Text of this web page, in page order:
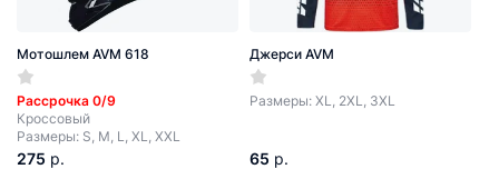
Мотошлем AVM 618
Рассрочка 0/9
Кроссовый
Размеры: S, M, L, XL, XXL
275 р.
Джерси AVM
Размеры: XL, 2XL, 3XL
65 р.